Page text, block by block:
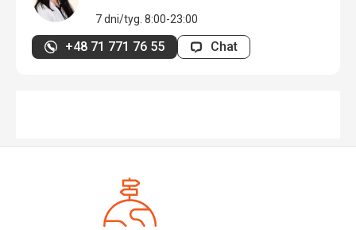
7 dni/tyg. 8:00-23:00
+48 71 771 76 55 Chat